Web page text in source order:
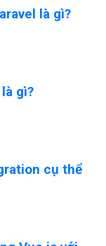
là gì?
gì?
cụ thể